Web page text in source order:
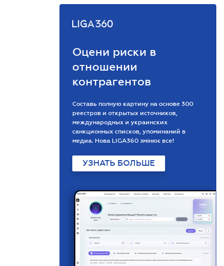
Оцени риски в
отношении
контрагентов
Составь полную картину на основе 300
реестров и открытых источников,
международных и украинских
санкционных списков, упоминаний в
медиа. Нова LIGA360 змінює все!
УЗНАТЬ БОЛЬШЕ